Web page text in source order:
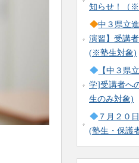
知らせ！（※
中３県立
演習】受講
(※塾生対象)
【中３県
学]受講者へ
生のみ対象)
７月２０
(塾生・保護